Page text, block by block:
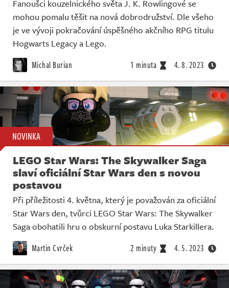
Fanoušci kouzelnického světa J. K. Rowlingové se
mohou pomalu těšit na nová dobrodružství. Dle všeho
je ve vývoji pokračování úspěšného akčního RPG titulu
Hogwarts Legacy a Lego.
Michal Burian 1 minuta 4. 8. 2023
NOVINKA
LEGO Star Wars: The Skywalker Saga
slaví oficiální Star Wars den s novou
postavou
Při příležitosti 4. května, který je považován za oficiální
Star Wars den, tvůrci LEGO Star Wars: The Skywalker
Saga obohatili hru o obskurní postavu Luka Starkillera.
Martin Cvrček 2 minuty 4. 5. 2023